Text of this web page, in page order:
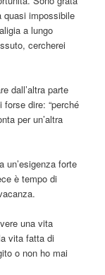
quasi impossibile
a lungo
cercherei
dall’altra parte
dire: “perché
per un’altra
un’esigenza forte
è tempo di
una vita
vita fatta di
o non ho mai